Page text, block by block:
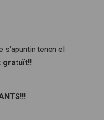
s’apuntin tenen el
gratuït!!